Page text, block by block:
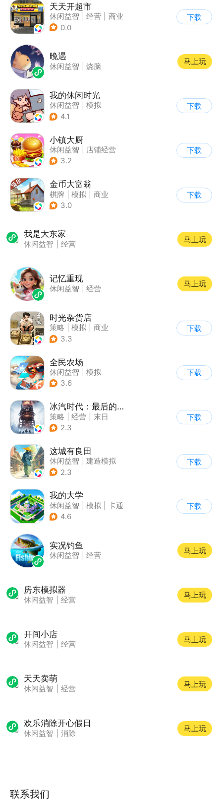
天天开超市
休闲益智 经营
商业
| 卡通
0.0
下载
晚遇
休闲益智 烧脑
马上玩
我的休闲时光
休闲益智
模拟
4.1
下载
小镇大厨
休闲益智
店铺经营
| 美食
3.2
下载
金币大富翁
棋牌 模拟
商业
| 脑洞
3.0
下载
我是大东家
休闲益智 经营
马上玩
记忆重现
休闲益智 经营
马上玩
时光杂货店
策略 模拟
商业
| 童年
3.3
下载
全民农场
休闲益智
模拟
| 田园生活
3.6
下载
冰汽时代：最后的家园
策略 经营
末日
| steam游戏
2.3
下载
这城有良田
休闲益智
建造模拟
| 架空历史
2.3
下载
我的大学
休闲益智 模拟
卡通
| 九游
4.6
下载
实况钓鱼
休闲益智 经营
马上玩
房东模拟器
休闲益智 经营
马上玩
开间小店
休闲益智 经营
马上玩
天天卖萌
休闲益智 经营
马上玩
欢乐消除开心假日
休闲益智 消除
马上玩
联系我们